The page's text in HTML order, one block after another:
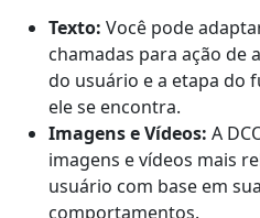
Texto: Você pode
chamadas para ação de
do usuário e a etapa do
ele se encontra.
Imagens e Vídeos: A
imagens e vídeos mais
usuário com base em
comportamentos.